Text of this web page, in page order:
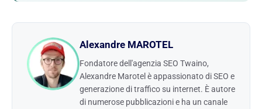
Alexandre MAROTEL
Fondatore dell'agenzia SEO Twaino,
Alexandre Marotel è appassionato di SEO e
generazione di traffico su internet. È autore
di numerose pubblicazioni e ha un canale